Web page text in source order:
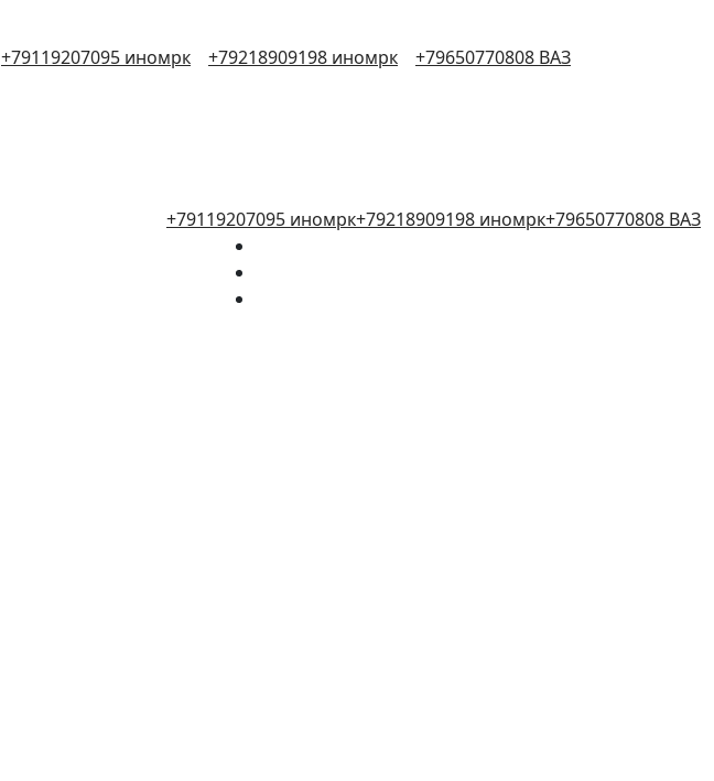
+79119207095 иномрк +79218909198 иномрк +79650770808 ВАЗ
+79119207095 иномрк+79218909198 иномрк+79650770808 ВАЗ